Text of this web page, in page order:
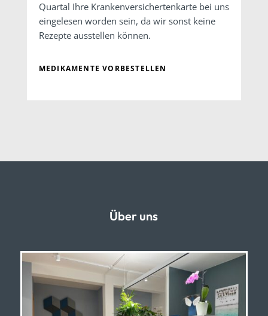
Quartal Ihre Krankenversichertenkarte bei uns
eingelesen worden sein, da wir sonst keine
Rezepte ausstellen können.
MEDIKAMENTE VORBESTELLEN
Über uns